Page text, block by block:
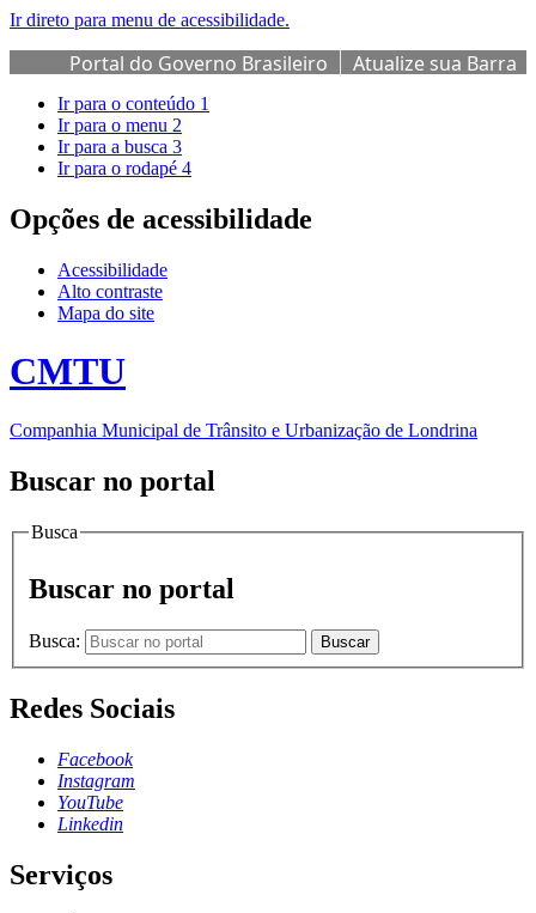
Ir direto para menu de acessibilidade.
Portal do Governo Brasileiro
Atualize sua Barra
de Governo
Ir para o conteúdo 1
Ir para o menu 2
Ir para a busca 3
Ir para o rodapé 4
Opções de acessibilidade
Acessibilidade
Alto contraste
Mapa do site
CMTU
Companhia Municipal de Trânsito e Urbanização de Londrina
Buscar no portal
Busca
Buscar no portal
Busca: Buscar
Redes Sociais
Facebook
Instagram
YouTube
Linkedin
Serviços